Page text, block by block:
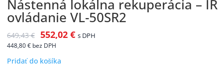
Nástenná lokálna rekuperácia – IR
ovládanie VL-50SR2
649,43€ 552,02 € s DPH
448,80€ bez DPH
Pridať do košíka